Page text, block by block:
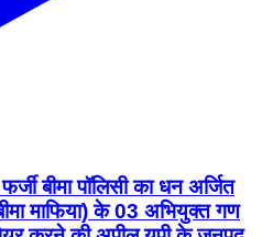
बीमा पॉलिसी का धन अर्जित
माफिया) के 03 अभियुक्त गण